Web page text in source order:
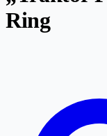
Ring